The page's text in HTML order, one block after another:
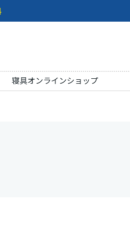
寝具オンラインショップ